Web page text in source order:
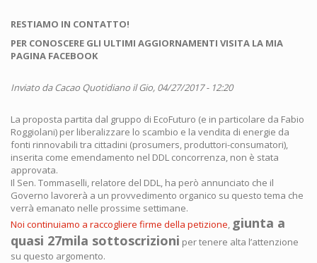
RESTIAMO IN CONTATTO!
PER CONOSCERE GLI ULTIMI AGGIORNAMENTI VISITA LA MIA
PAGINA FACEBOOK
Inviato daCacao Quotidiano il Gio, 04/27/2017 - 12:20
La proposta partita dal gruppo di EcoFuturo (e in particolare da Fabio
Roggiolani) per liberalizzare lo scambio e la vendita di energie da
fonti rinnovabili tra cittadini (prosumers, produttori-consumatori),
inserita come emendamento nel DDL concorrenza, non è stata
approvata.
Il Sen. Tommaselli, relatore del DDL, ha però annunciato che il
Governo lavorerà a un provvedimento organico su questo tema che
verrà emanato nelle prossime settimane.
Noi continuiamo a raccogliere firme della petizione, giunta a
quasi 27mila sottoscrizioni per tenere alta l’attenzione
su questo argomento.